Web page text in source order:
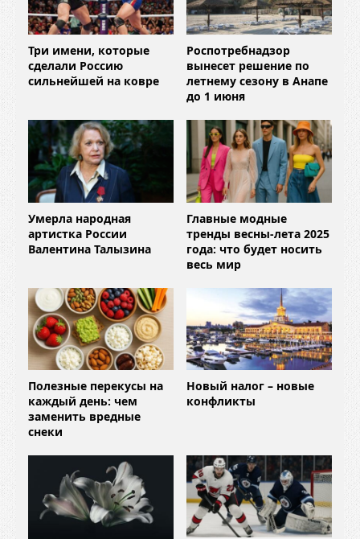
Три имени, которые
сделали Россию
сильнейшей на ковре
Роспотребнадзор
вынесет решение по
летнему сезону в Анапе
до 1 июня
Умерла народная
артистка России
Валентина Талызина
Главные модные
тренды весны-лета 2025
года: что будет носить
весь мир
Полезные перекусы на
каждый день: чем
заменить вредные
снеки
Новый налог – новые
конфликты